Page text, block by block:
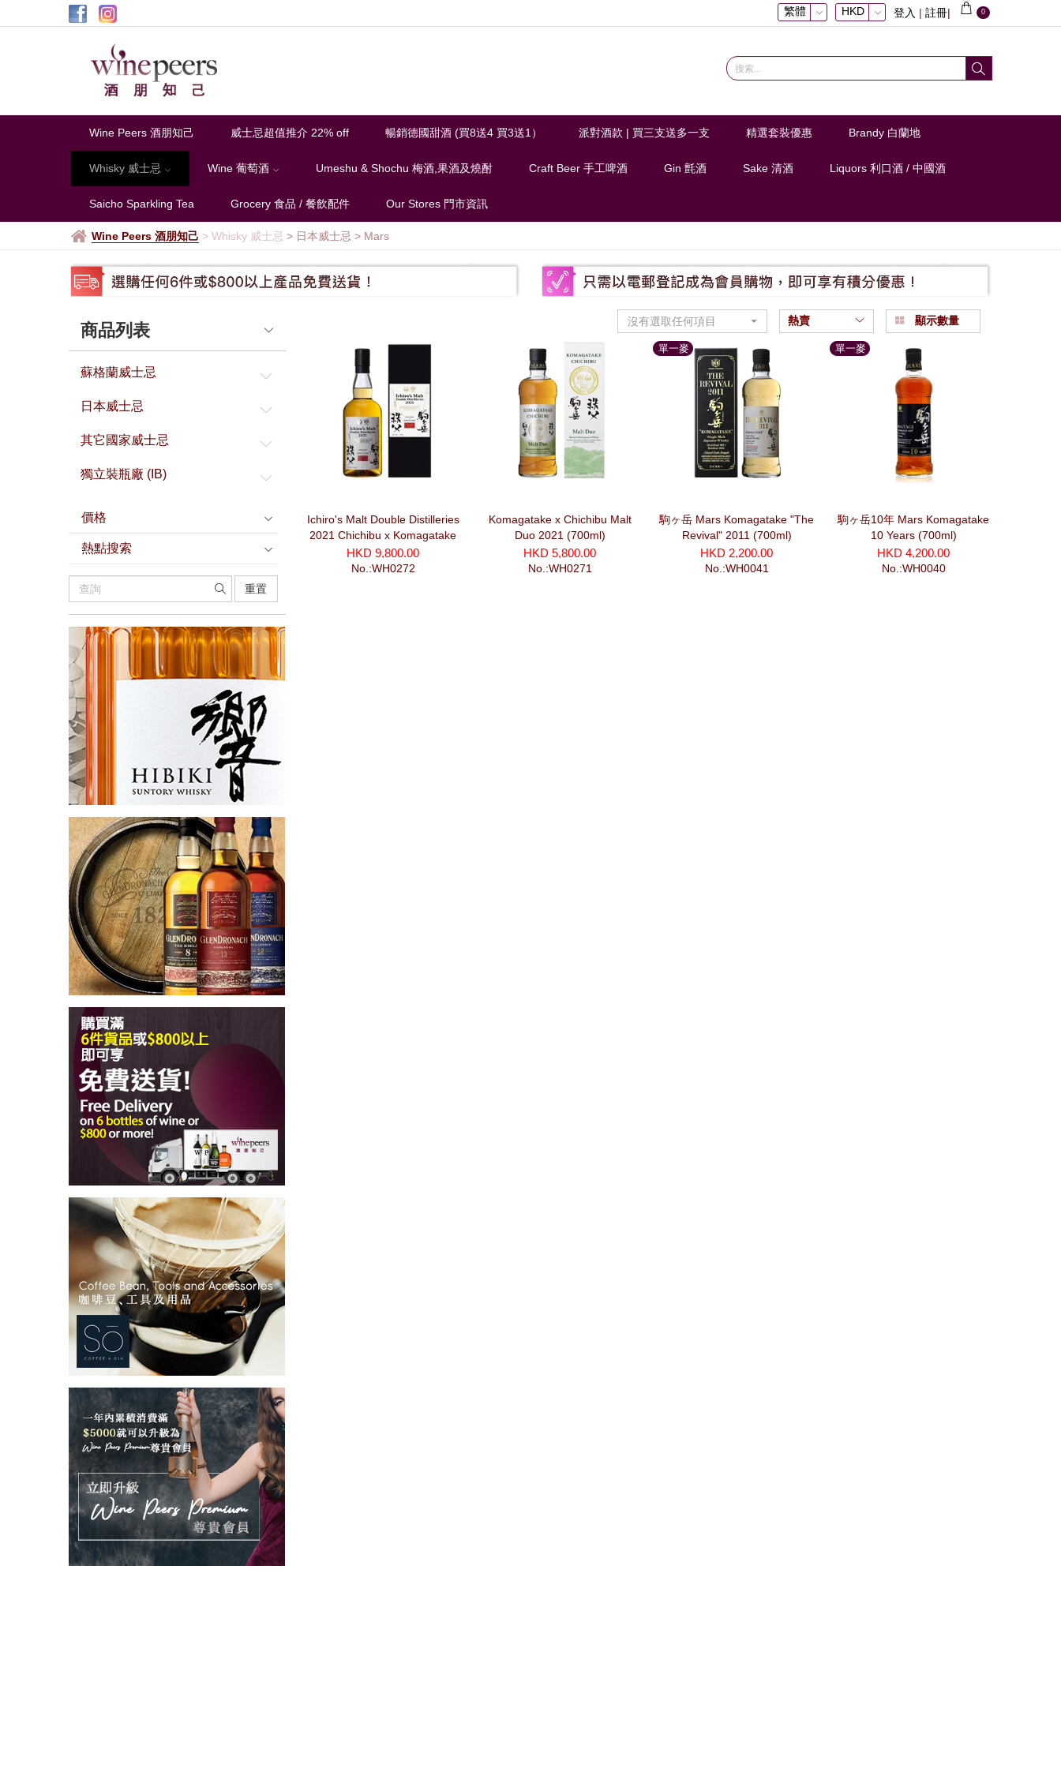
| 0
登入 | 註冊
HKD
繁體
Wine Peers 酒朋知己 威士忌超值推介 22% off 暢銷德國甜酒 (買8送4 買3送1） 派對酒款 | 買三支送多一支 精選套裝優惠 Brandy 白蘭地
Whisky 威士忌 Wine 葡萄酒 Umeshu & Shochu 梅酒,果酒及燒酎 Craft Beer 手工啤酒 Gin 氈酒 Sake 清酒 Liquors 利口酒 / 中國酒
Saicho Sparkling Tea Grocery 食品 / 餐飲配件 Our Stores 門市資訊
Wine Peers 酒朋知己 > Whisky 威士忌 > 日本威士忌 > Mars
商品列表
蘇格蘭威士忌
日本威士忌
其它國家威士忌
獨立裝瓶廠 (IB)
價格
熱點搜索
重置
沒有選取任何項目 顯示數量
熱賣
Ichiro's Malt Double Distilleries
2021 Chichibu x Komagatake
(700ml)
HKD 9,800.00
No.:WH0272
Komagatake x Chichibu Malt
Duo 2021 (700ml)
HKD 5,800.00
No.:WH0271
單一麥
駒ヶ岳 Mars Komagatake "The
Revival" 2011 (700ml)
HKD 2,200.00
No.:WH0041
單一麥
駒ヶ岳10年 Mars Komagatake
10 Years (700ml)
HKD 4,200.00
No.:WH0040